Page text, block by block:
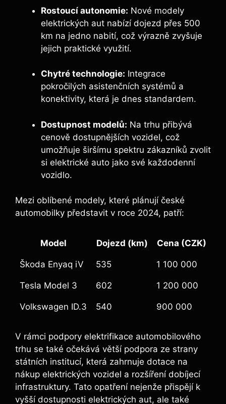
Rostoucí autonomie: Nové modely
elektrických aut nabízí dojezd přes 500
km na jedno nabití, což výrazně zvyšuje
jejich praktické využití.
Chytré technologie: Integrace
pokročilých asistenčních systémů a
konektivity, která je dnes standardem.
Dostupnost modelů: Na trhu přibývá
cenově dostupnějších vozidel, což
umožňuje širšímu spektru zákazníků zvolit
si elektrické auto jako své každodenní
vozidlo.
Mezi oblíbené modely, které plánují české
automobilky představit v roce 2024, patří:
Model Dojezd (km) Cena (CZK)
Škoda Enyaq iV 535 1 100 000
Tesla Model 3 602 1 200 000
Volkswagen ID.3 540 900 000
V rámci podpory elektrifikace automobilového
trhu se také očekává větší podpora ze strany
státních institucí, která zahrnuje dotace na
nákup elektrických vozidel a rozšíření dobíjecí
infrastruktury. Tato opatření nejenže přispějí k
vyšší dostupnosti elektrických aut, ale také